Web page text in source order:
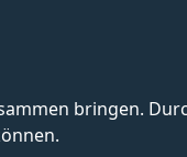
bringen.